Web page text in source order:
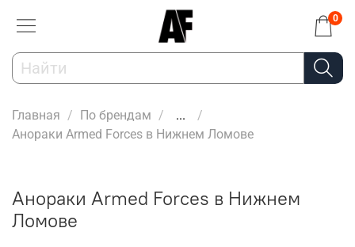
0
Главная По брендам
...
Анораки Armed Forces в Нижнем Ломове
Анораки Armed Forces в Нижнем
Ломове